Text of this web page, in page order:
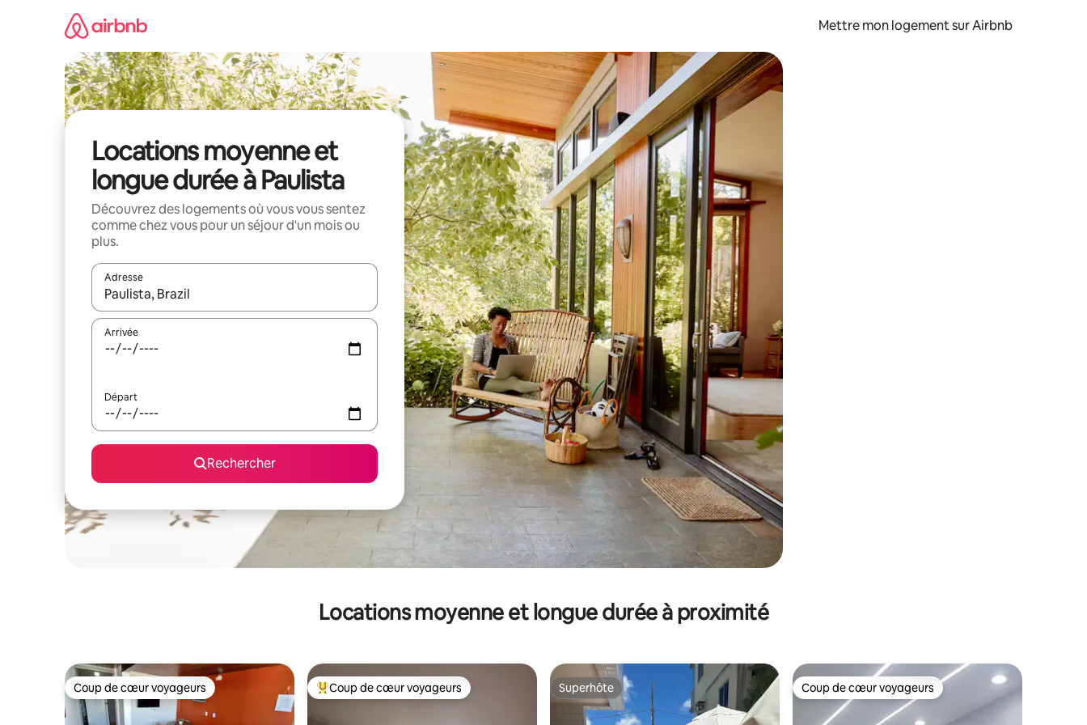
Mettre mon logement sur Airbnb
Locations moyenne et
longue durée à Paulista
Découvrez des logements où vous vous sentez
comme chez vous pour un séjour d'un mois ou
plus.
Adresse
Lorsque les résultats s'affichent, utilisez les flèches vers le haut et vers le bas pour les parcourir ou en appuyant et en faisant glisser.
Arrivée
Départ
Rechercher
Locations moyenne et longue durée à proximité
Coup de cœur voyageurs
Coup de cœur voyageurs Coups de cœur voyageurs les plus appréciés
Coup de cœur voyageurs Superhôte
Superhôte Coup de cœur voyageurs
Coup de cœur voyageurs